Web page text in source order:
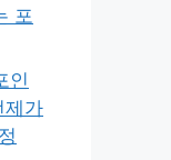
포
인
제가